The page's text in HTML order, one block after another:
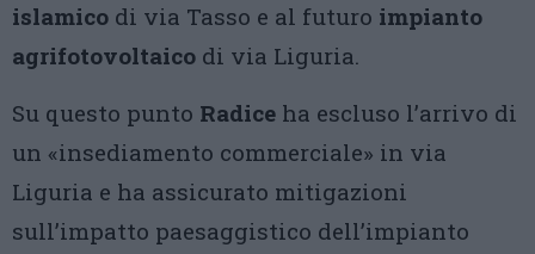
islamico di via Tasso e al futuro impianto
agrifotovoltaico di via Liguria.
Su questo punto Radice ha escluso l’arrivo di
un «insediamento commerciale» in via
Liguria e ha assicurato mitigazioni
sull’impatto paesaggistico dell’impianto